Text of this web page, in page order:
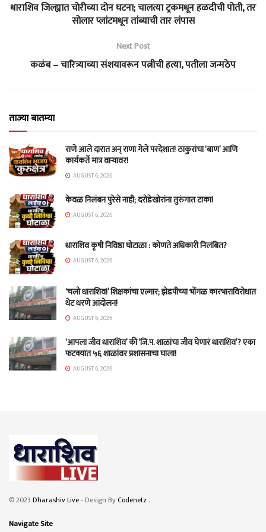
धाराशिव जिल्ह्यात चोरीच्या दोन घटना; चालत्या ट्रकमधून हळदीची पोती, तर
सोलार प्लांटमधून तांब्याची तार लंपास
Next Post
कळंब – चारित्र्याच्या संशयावरून पत्नीची हत्या, पतीला जन्मठेप
ताज्या बातम्या
राणे आले दारात अन् राणा गेले परदेशात! ठाकुरांचा ‘बाण’ आणि
कार्यकर्ते मात्र वाऱ्यावर!
AUGUST 6, 2026
केवळ निलंबन पुरेसे नाही; दरोडेखोरांना तुरुंगात टाका!
AUGUST 6, 2026
धाराशिव कृषी निविष्ठा घोटाळा : कोणते अधिकारी निलंबित?
AUGUST 6, 2026
‘चलो धाराशिव!’ शिक्षकांचा एल्गार; झेडपीच्या भोंगळ कारभाराविरोधात
थेट धरणे आंदोलन!
AUGUST 6, 2026
‘आपला जीव धाराशिव’ की ‘जि.प. शाळांचा जीव घेणारं धाराशिव’? एका
फटक्यात ५६ शाळांवर प्रशासनाचा घाला!
AUGUST 6, 2026
© 2023 Dharashiv Live - Design ByCodenetz .
Navigate Site